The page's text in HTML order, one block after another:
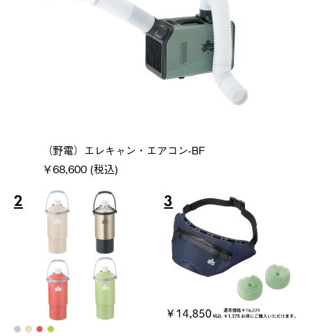
（野電）エレキャン・エアコン-BF
￥68,600 (税込)
2 3